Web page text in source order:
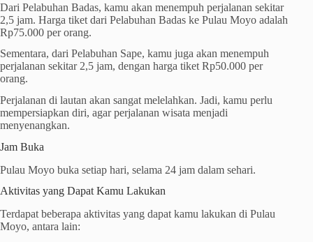
Dari Pelabuhan Badas, kamu akan menempuh perjalanan sekitar
2,5 jam. Harga tiket dari Pelabuhan Badas ke Pulau Moyo adalah
Rp75.000 per orang.
Sementara, dari Pelabuhan Sape, kamu juga akan menempuh
perjalanan sekitar 2,5 jam, dengan harga tiket Rp50.000 per
orang.
Perjalanan di lautan akan sangat melelahkan. Jadi, kamu perlu
mempersiapkan diri, agar perjalanan wisata menjadi
menyenangkan.
Jam Buka
Pulau Moyo buka setiap hari, selama 24 jam dalam sehari.
Aktivitas yang Dapat Kamu Lakukan
Terdapat beberapa aktivitas yang dapat kamu lakukan di Pulau
Moyo, antara lain: